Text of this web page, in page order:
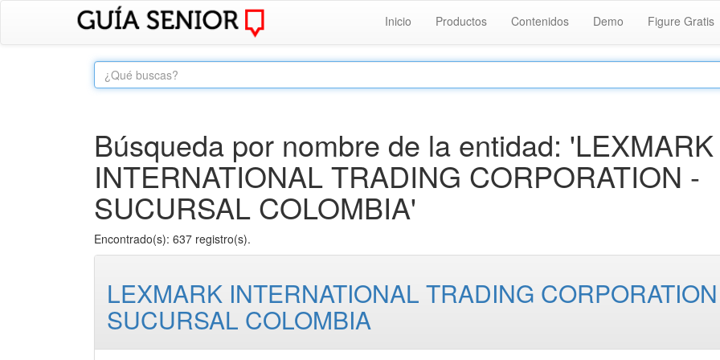
Inicio Productos Contenidos Demo Figure Gratis
Búsqueda por nombre de la entidad: 'LEXMARK
INTERNATIONAL TRADING CORPORATION -
SUCURSAL COLOMBIA'
Encontrado(s): 637 registro(s).
LEXMARK INTERNATIONAL TRADING
SUCURSAL COLOMBIA